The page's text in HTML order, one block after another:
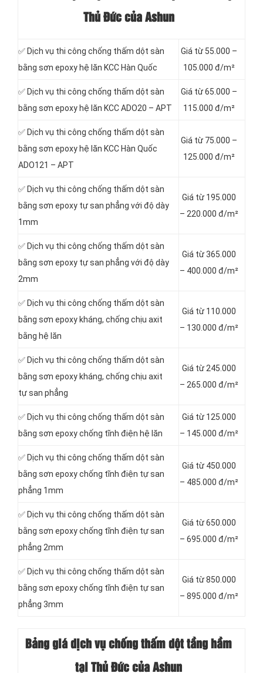
Thủ Đức của Ashun
✅ Dịch vụ thi công chống thấm dột sàn
bằng sơn epoxy hệ lăn KCC Hàn Quốc
Giá từ 55.000 –
105.000 đ/m²
✅ Dịch vụ thi công chống thấm dột sàn
bằng sơn epoxy hệ lăn KCC ADO20 – APT
Giá từ 65.000 –
115.000 đ/m²
✅ Dịch vụ thi công chống thấm dột sàn
bằng sơn epoxy hệ lăn KCC Hàn Quốc
ADO121 – APT
Giá từ 75.000 –
125.000 đ/m²
✅ Dịch vụ thi công chống thấm dột sàn
bằng sơn epoxy tự san phẳng với độ dày
1mm
Giá từ 195.000
– 220.000 đ/m²
✅ Dịch vụ thi công chống thấm dột sàn
bằng sơn epoxy tự san phẳng với độ dày
2mm
Giá từ 365.000
– 400.000 đ/m²
✅ Dịch vụ thi công chống thấm dột sàn
bằng sơn epoxy kháng, chống chịu axit
bằng hệ lăn
Giá từ 110.000
– 130.000 đ/m²
✅ Dịch vụ thi công chống thấm dột sàn
bằng sơn epoxy kháng, chống chịu axit
tự san phẳng
Giá từ 245.000
– 265.000 đ/m²
✅ Dịch vụ thi công chống thấm dột sàn
bằng sơn epoxy chống tĩnh điện hệ lăn
Giá từ 125.000
– 145.000 đ/m²
✅ Dịch vụ thi công chống thấm dột sàn
bằng sơn epoxy chống tĩnh điện tự san
phẳng 1mm
Giá từ 450.000
– 485.000 đ/m²
✅ Dịch vụ thi công chống thấm dột sàn
bằng sơn epoxy chống tĩnh điện tự san
phẳng 2mm
Giá từ 650.000
– 695.000 đ/m²
✅ Dịch vụ thi công chống thấm dột sàn
bằng sơn epoxy chống tĩnh điện tự san
phẳng 3mm
Giá từ 850.000
– 895.000 đ/m²
Bảng giá dịch vụ chống thấm dột tầng hầm
tại Thủ Đức của Ashun